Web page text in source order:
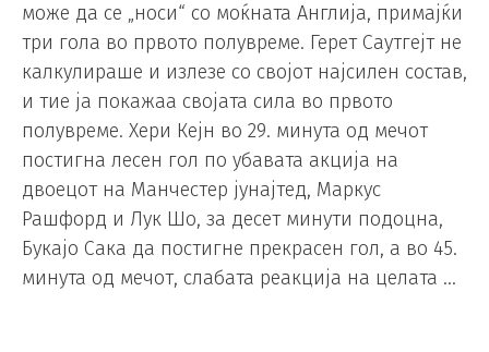
може да се „носи“ со моќната Англија, примајќи
три гола во првото полувреме. Герет Саутгејт не
калкулираше и излезе со својот најсилен состав,
и тие ја покажаа својата сила во првото
полувреме. Хери Кејн во 29. минута од мечот
постигна лесен гол по убавата акција на
двоецот на Манчестер јунајтед, Маркус
Рашфорд и Лук Шо, за десет минути подоцна,
Букајо Сака да постигне прекрасен гол, а во 45.
минута од мечот, слабата реакција на целата …